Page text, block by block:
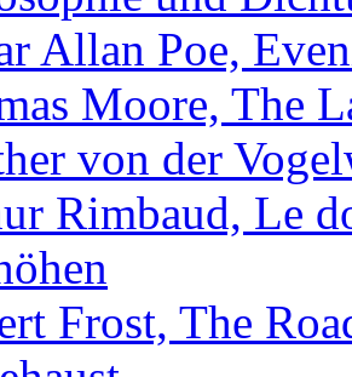
Allan Poe,
Moore, The
von der
Rimbaud, Le
Frost, The